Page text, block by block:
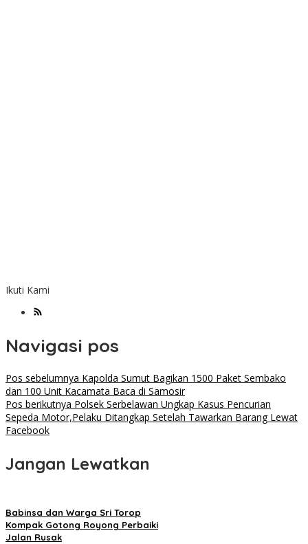
Ikuti Kami
Navigasi pos
Pos sebelumnya Kapolda Sumut Bagikan 1500 Paket Sembako
dan 100 Unit Kacamata Baca di Samosir
Pos berikutnya Polsek Serbelawan Ungkap Kasus Pencurian
Sepeda Motor,Pelaku Ditangkap Setelah Tawarkan Barang Lewat
Facebook
Jangan Lewatkan
Babinsa dan Warga Sri Torop
Kompak Gotong Royong Perbaiki
Jalan Rusak